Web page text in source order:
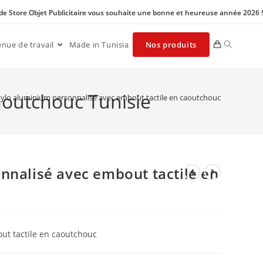
Store Objet Publicitaire vous souhaite une bonne et heureuse année 2026 !
de travail Made in Tunisia Nos produits
Tunisie
aluminium personnalisé avec embout tactile en caoutchouc
avec embout tactile en
tactile en caoutchouc